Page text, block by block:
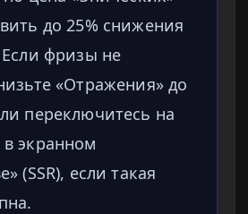
до 25% снижения
фризы не
«Отражения» до
переключитесь на
экранном
(SSR), если такая